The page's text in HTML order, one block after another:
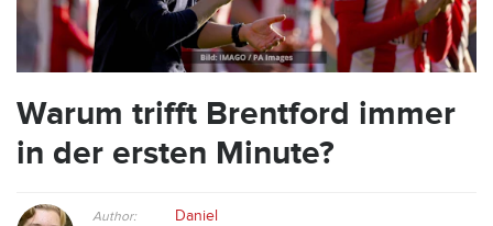
Warum trifft Brentford immer
in der ersten Minute?
Author: Daniel